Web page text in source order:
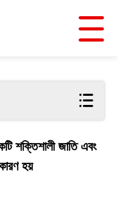
শক্তিশালী জাতি এবং
হয়